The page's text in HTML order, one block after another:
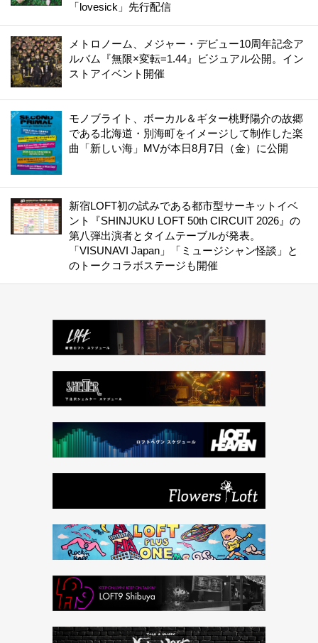
「lovesick」先行配信
メトロノーム、メジャー・デビュー10周年記念ア
ルバム『無限×変転=1.44』ビジュアル公開。イン
ストアイベント開催
モノブライト、ボーカル＆ギター桃野陽介の故郷
である北海道・別海町をイメージして制作した楽
曲「新しい海」MVが本日8月7日（金）に公開
新宿LOFT初の試みである都市型サーキットイベ
ント『SHINJUKU LOFT 50th CIRCUIT 2026』の
第八弾出演者とタイムテーブルが発表。
「VISUNAVI Japan」「ミュージシャン怪談」と
のトークコラボステージも開催